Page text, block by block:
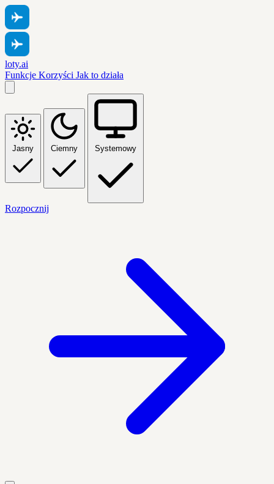
loty.ai
Funkcje Korzyści Jak to działa
Jasny Ciemny Systemowy
Rozpocznij